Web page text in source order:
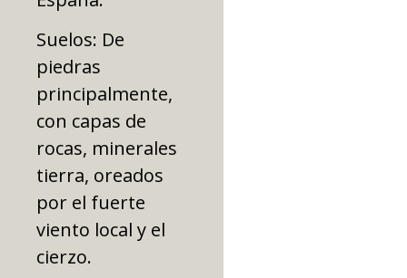
Suelos: De
piedras
principalmente,
con capas de
rocas, minerales
tierra, oreados
por el fuerte
viento local y el
cierzo.